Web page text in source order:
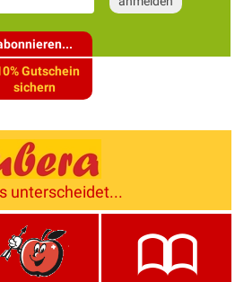
Gutschein
sichern
unterscheidet...